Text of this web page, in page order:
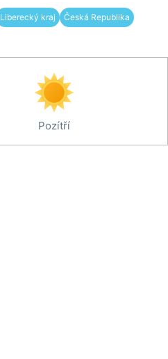
Liberecký kraj
Česká Republika
Pozítří